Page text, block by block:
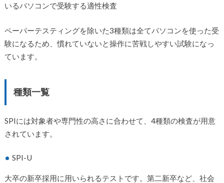
いるパソコンで受験する適性検査
ペーパーテスティングを除いた3種類は全てパソコンを使った受
験になるため、慣れていないと操作に苦戦しやすい試験になっ
ています。
種類一覧
SPIには対象者や専門性の高さに合わせて、4種類の検査が用意
されています。
SPI-U
大卒の新卒採用に用いられるテストです。第二新卒など、社会